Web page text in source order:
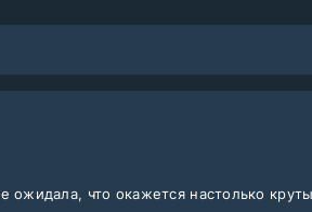
ожидала, что окажется настолько